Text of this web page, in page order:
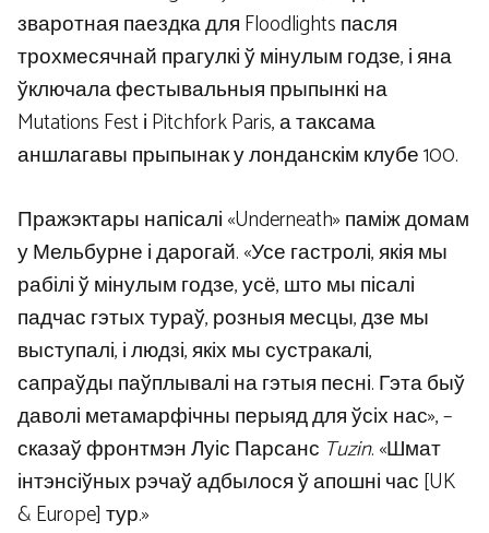
зваротная паездка для Floodlights пасля
трохмесячнай прагулкі ў мінулым годзе, і яна
ўключала фестывальныя прыпынкі на
Mutations Fest і Pitchfork Paris, а таксама
аншлагавы прыпынак у лонданскім клубе 100.
Пражэктары напісалі «Underneath» паміж домам
у Мельбурне і дарогай. «Усе гастролі, якія мы
рабілі ў мінулым годзе, усё, што мы пісалі
падчас гэтых тураў, розныя месцы, дзе мы
выступалі, і людзі, якіх мы сустракалі,
сапраўды паўплывалі на гэтыя песні. Гэта быў
даволі метамарфічны перыяд для ўсіх нас», –
сказаў фронтмэн Луіс Парсанс Tuzin. «Шмат
інтэнсіўных рэчаў адбылося ў апошні час [UK
& Europe] тур.»